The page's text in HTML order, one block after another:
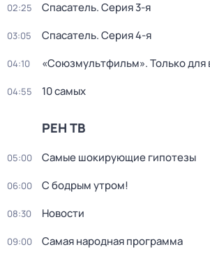
02:25 Спасатель. Серия 3-я
03:05 Спасатель. Серия 4-я
04:10 «Союзмультфильм». Только для
04:55 10 самых
РЕН ТВ
05:00 Самые шoкиpующие гипотезы
06:00 С бодрым утром!
08:30 Новости
09:00 Самая народная программа